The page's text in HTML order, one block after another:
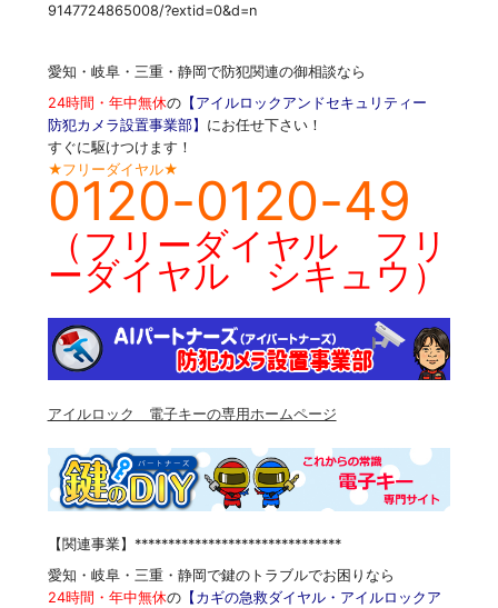
9147724865008/?extid=0&d=n
愛知・岐阜・三重・静岡で防犯関連の御相談なら
24時間・年中無休の【アイルロックアンドセキュリティー
防犯カメラ設置事業部】 にお任せ下さい！
すぐに駆けつけます！
★フリーダイヤル★
0120-0120-49
（フリーダイヤル フリ
ーダイヤル シキュウ）
アイルロック 電子キーの専用ホームページ
【関連事業】*******************************
愛知・岐阜・三重・静岡で鍵のトラブルでお困りなら
24時間・年中無休の【カギの急救ダイヤル・アイルロックア